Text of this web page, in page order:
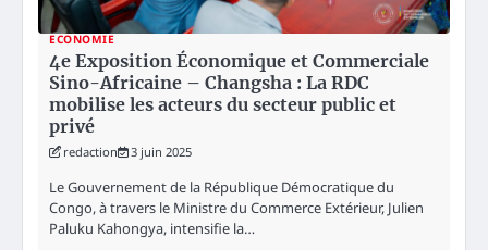
ECONOMIE
4e Exposition Économique et Commerciale
Sino-Africaine – Changsha : La RDC
mobilise les acteurs du secteur public et
privé
redaction 3 juin 2025
Le Gouvernement de la République Démocratique du
Congo, à travers le Ministre du Commerce Extérieur, Julien
Paluku Kahongya, intensifie la…